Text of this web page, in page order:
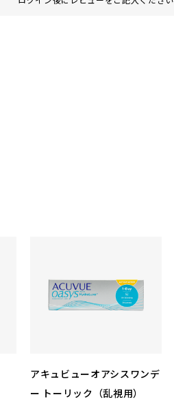
アキュビューオアシスワンデ
ー トーリック（乱視用）